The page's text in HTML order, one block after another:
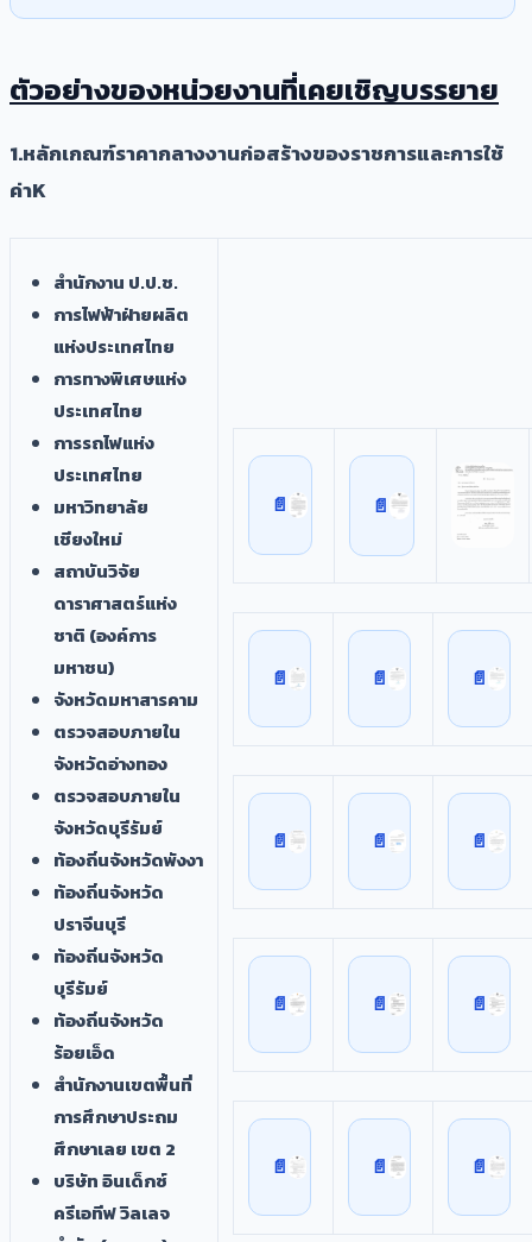
ตัวอย่างของหน่วยงานที่เคยเชิญบรรยาย
1.หลักเกณฑ์ราคากลางงานก่อสร้างของราชการและการใช้
ค่าK
สำนักงาน ป.ป.ช.
การไฟฟ้าฝ่ายผลิต
แห่งประเทศไทย
การทางพิเศษแห่ง
ประเทศไทย
การรถไฟแห่ง
ประเทศไทย
มหาวิทยาลัย
เชียงใหม่
สถาบันวิจัย
ดาราศาสตร์แห่ง
ชาติ (องค์การ
มหาชน)
จังหวัดมหาสารคาม
ตรวจสอบภายใน
จังหวัดอ่างทอง
ตรวจสอบภายใน
จังหวัดบุรีรัมย์
ท้องถิ่นจังหวัดพังงา
ท้องถิ่นจังหวัด
ปราจีนบุรี
ท้องถิ่นจังหวัด
บุรีรัมย์
ท้องถิ่นจังหวัด
ร้อยเอ็ด
สำนักงานเขตพื้นที่
การศึกษาประถม
ศึกษาเลย เขต 2
บริษัท อินเด็กซ์
ครีเอทีฟ วิลเลจ